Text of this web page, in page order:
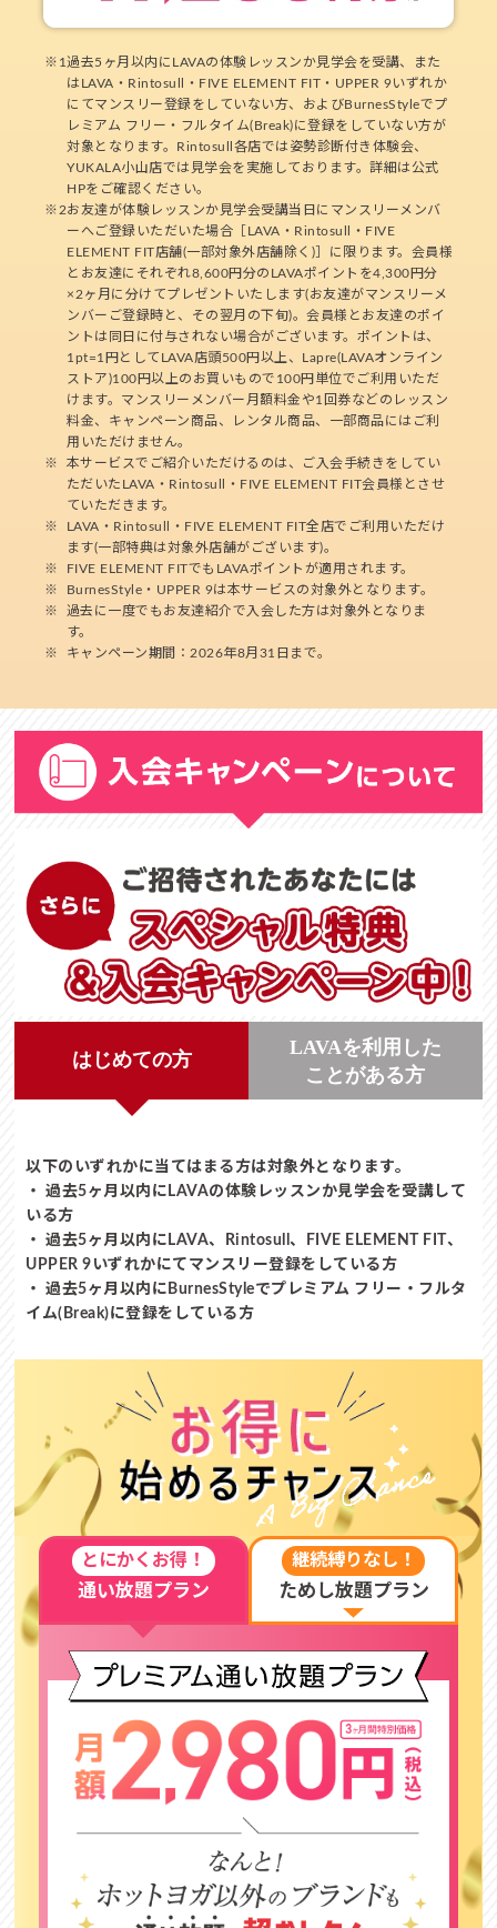
※1 過去5ヶ月以内にLAVAの体験レッスンか見学会を受講、また
はLAVA・Rintosull・FIVE ELEMENT FIT・UPPER 9いずれか
にてマンスリー登録をしていない方、およびBurnesStyleでプ
レミアム フリー・フルタイム(Break)に登録をしていない方が
対象となります。Rintosull各店では姿勢診断付き体験会、
YUKALA小山店では見学会を実施しております。詳細は公式
HPをご確認ください。
※2お友達が体験レッスンか見学会受講当日にマンスリーメンバ
ーへご登録いただいた場合［LAVA・Rintosull・FIVE
ELEMENT FIT店舗(一部対象外店舗除く)］に限ります。会員様
とお友達にそれぞれ8,600円分のLAVAポイントを4,300円分
×2ヶ月に分けてプレゼントいたします(お友達がマンスリーメ
ンバーご登録時と、その翌月の下旬)。会員様とお友達のポイ
ントは同日に付与されない場合がございます。ポイントは、
1pt=1円としてLAVA店頭500円以上、Lapre(LAVAオンライン
ストア)100円以上のお買いもので100円単位でご利用いただ
けます。マンスリーメンバー月額料金や1回券などのレッスン
料金、キャンペーン商品、レンタル商品、一部商品にはご利
用いただけません。
※ 本サービスでご紹介いただけるのは、ご入会手続きをしてい
ただいたLAVA・Rintosull・FIVE ELEMENT FIT会員様とさせ
ていただきます。
※
LAVA・Rintosull・FIVE ELEMENT FIT全店でご利用いただけ
ます(一部特典は対象外店舗がございます)。
※
FIVE ELEMENT FITでもLAVAポイントが適用されます。
※
BurnesStyle・UPPER 9は本サービスの対象外となります。
※ 過去に一度でもお友達紹介で入会した方は対象外となりま
す。
※
キャンペーン期間：2026年8月31日まで。
はじめての方
LAVAを利用した
ことがある方
以下のいずれかに当てはまる方は対象外となります。
・ 過去5ヶ月以内にLAVAの体験レッスンか見学会を受講して
いる方
・ 過去5ヶ月以内にLAVA、Rintosull、FIVE ELEMENT FIT、
UPPER 9いずれかにてマンスリー登録をしている方
・ 過去5ヶ月以内にBurnesStyleでプレミアム フリー・フルタ
イム(Break)に登録をしている方
とにかくお得！
通い放題プラン
継続縛りなし！
ためし放題プラン